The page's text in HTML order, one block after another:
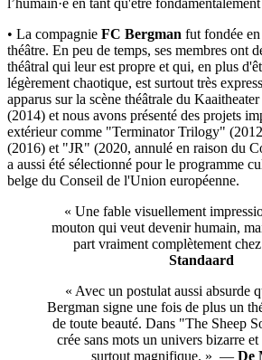
l’humain·e en tant qu'être fondamentalement
• La compagnie FC Bergman fut fondée
théâtre. En peu de temps, ses membres ont
théâtral qui leur est propre et qui, en plus
légèrement chaotique, est surtout très
apparus sur la scène théâtrale du
(2014) et nous avons présenté des projets
extérieur comme "Terminator Trilogy"
(2016) et "JR" (2020, annulé en raison du
a aussi été sélectionné pour le programme
belge du Conseil de l'Union européenne.
« Une fable visuellement
mouton qui veut devenir humain,
part vraiment complètement
Standaard
« Avec un postulat aussi absurde
Bergman signe une fois de plus un
de toute beauté. Dans "The Sheep
crée sans mots un univers bizarre
surtout magnifique. » — De